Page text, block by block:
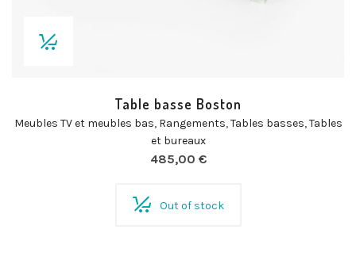
Table basse Boston
Meubles TV et meubles bas, Rangements,Tables basses,Tables
et bureaux
485,00 €
Out of stock